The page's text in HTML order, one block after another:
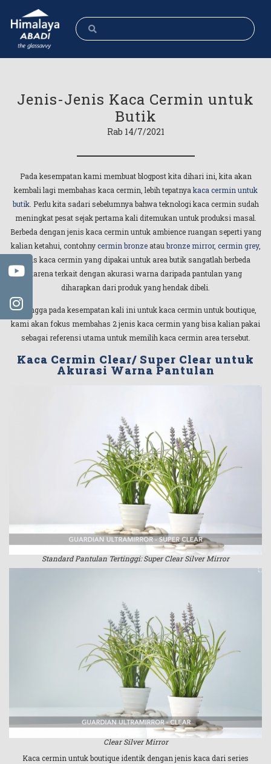
Jenis-Jenis Kaca Cermin untuk
Butik
Rab 14/7/2021
Pada kesempatan kami membuat blogpost kita dihari ini, kita akan
kembali lagi membahas kaca cermin, lebih tepatnya kaca cermin untuk
butik. Perlu kita sadari sebelumnya bahwa teknologi kaca cermin sudah
meningkat pesat sejak pertama kali ditemukan untuk produksi masal.
Berbeda dengan jenis kaca cermin untuk ambience ruangan seperti yang
kalian ketahui, contohnycermin bronzeatau bronze mirror, cermin grey,
jenis kaca cermin yang dipakai untuk area butik sangatlah berbeda
karena terkait dengan akurasi warna daripada pantulan yang
diharapkan dari produk yang hendak dibeli.
Sehingga pada kesempatan kali ini untuk kaca cermin untuk boutique,
kami akan fokus membahas 2 jenis kaca cermin yang bisa kalian pakai
sebagai referensi utama untuk memilih kaca cermin area tersebut.
Kaca Cermin Clear/ Super Clear untuk
Akurasi Warna Pantulan
Standard Pantulan Tertinggi: Super Clear Silver Mirror
Clear Silver Mirror
Kaca cermin untuk boutique identik dengan jenis kaca dari series